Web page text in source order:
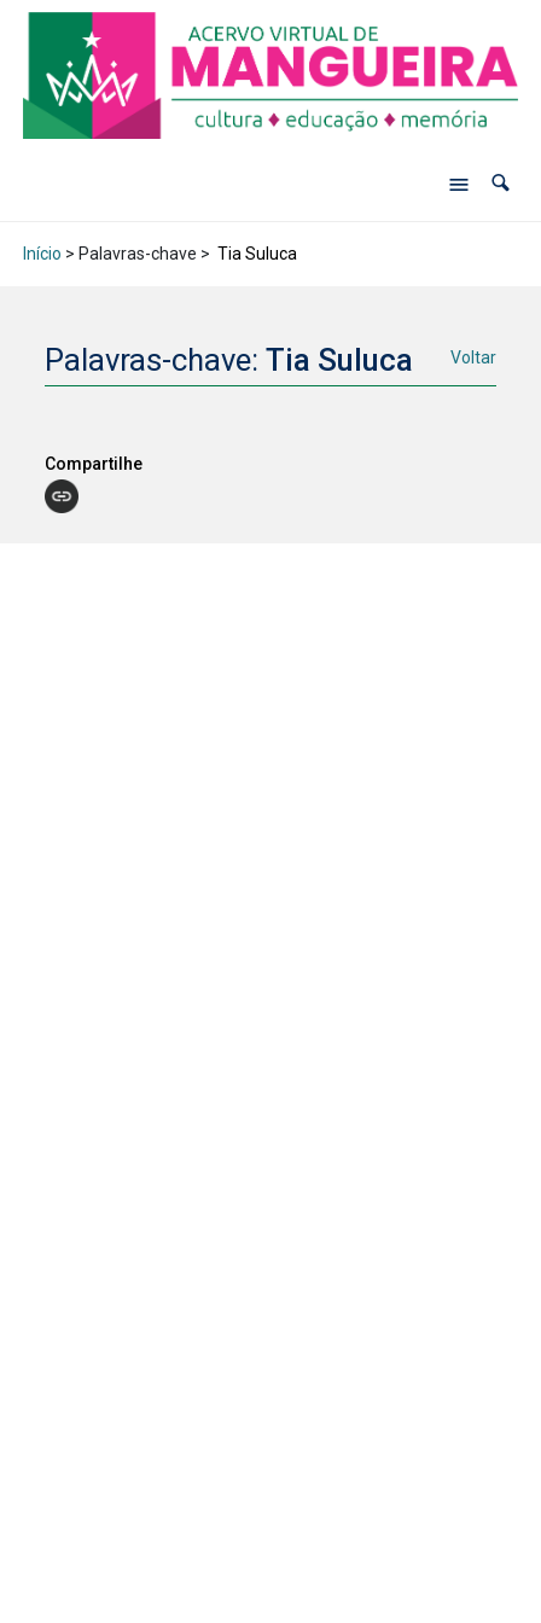
Início > Palavras-chave > Tia Suluca
Palavras-chave:Tia Suluca Voltar
Compartilhe